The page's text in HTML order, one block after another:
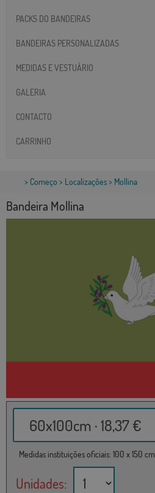
PACKS DO BANDEIRAS
BANDEIRAS PERSONALIZADAS
MEDIDAS E VESTUÁRIO
GALERIA
CONTACTO
CARRINHO
> Começo > Localizações> Mollina
Bandeira Mollina
60x100cm · 18,37 €
Medidas instituições oficiais: 100 x 150 cm
Unidades: